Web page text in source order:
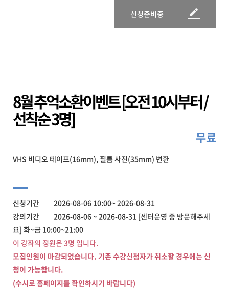
신청준비중
8월 추억소환이벤트 [오전 10시부터 /
선착순 3명]
무료
VHS 비디오 테이프(16mm), 필름 사진(35mm) 변환
신청기간 2026-08-06 10:00~ 2026-08-31
강의기간 2026-08-06 ~ 2026-08-31 [센터운영 중 방문해주세
요] 화~금 10:00~21:00
이 강좌의 정원은 3명 입니다.
모집인원이 마감되었습니다. 기존 수강신청자가 취소할 경우에는 신
청이 가능합니다.
(수시로 홈페이지를 확인하시기 바랍니다)